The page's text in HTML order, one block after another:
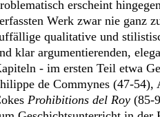
erscheint
Werk zwar nie ganz
qualitative und
klar argumentierenden,
- im ersten Teil etwa
de Commynes (47-
Prohibitions del Roy (85-